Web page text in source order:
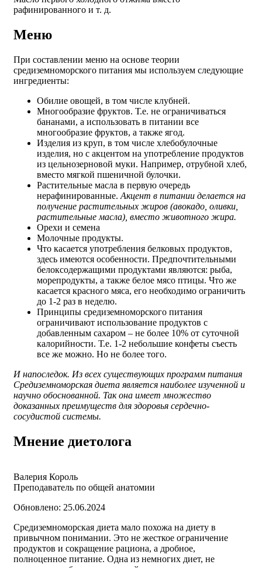
рафинированного и т. д.
Меню
При составлении меню на основе теории
средиземноморского питания мы используем следующие
ингредиенты:
Обилие овощей, в том числе клубней.
Многообразие фруктов. Т.е. не ограничиваться
бананами, а использовать в питании все
многообразие фруктов, а также ягод.
Изделия из круп, в том числе хлебобулочные
изделия, но с акцентом на употребление продуктов
из цельнозерновой муки. Например, отрубной хлеб,
вместо мягкой пшеничной булочки.
Растительные масла в первую очередь
нерафинированные. Акцент в питании делается на
получение растительных жиров (авокадо, оливки,
растительные масла), вместо животного жира.
Орехи и семена
Молочные продукты.
Что касается употребления белковых продуктов,
здесь имеются особенности. Предпочтительными
белоксодержащими продуктами являются: рыба,
морепродукты, а также белое мясо птицы. Что же
касается красного мяса, его необходимо ограничить
до 1-2 раз в неделю.
Принципы средиземноморского питания
ограничивают использование продуктов с
добавленным сахаром – не более 10% от суточной
калорийности. Т.е. 1-2 небольшие конфеты съесть
все же можно. Но не более того.
И напоследок. Из всех существующих программ питания
Средиземноморская диета является наиболее изученной и
научно обоснованной. Так она имеет множество
доказанных преимуществ для здоровья сердечно-
сосудистой системы.
Мнение диетолога
Валерия Король
Преподаватель по общей анатомии
Обновлено: 25.06.2024
Средиземноморская диета мало похожа на диету в
привычном понимании. Это не жесткое ограничение
продуктов и сокращение рациона, а дробное,
полноценное питание. Одна из немногих диет, не